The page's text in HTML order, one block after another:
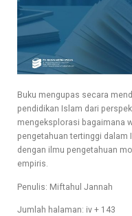
Buku mengupas secara
pendidikan Islam dari
mengeksplorasi bagaimana
pengetahuan tertinggi dalam
dengan ilmu pengetahuan
empiris.
Penulis: Miftahul Jannah
Jumlah halaman: iv + 143